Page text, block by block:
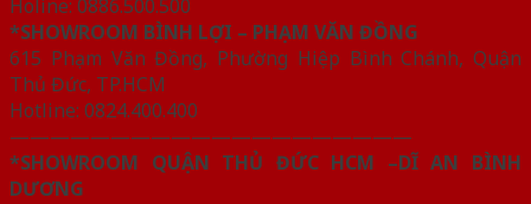
Holine: 0886.500.500
*SHOWROOM BÌNH LỢI – PHẠM VĂN ĐỒNG
615 Phạm Văn Đồng, Phường Hiệp Bình Chánh, Quận
Thủ Đức, TP.HCM
Hotline: 0824.400.400
————————————————————
*SHOWROOM QUẬN THỦ ĐỨC HCM –DĨ AN BÌNH
DƯƠNG